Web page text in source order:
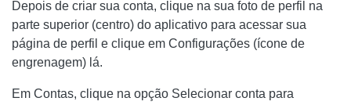
Depois de criar sua conta, clique na sua foto de perfil na
parte superior (centro) do aplicativo para acessar sua
página de perfil e clique em Configurações (ícone de
engrenagem) lá.
Em Contas, clique na opção Selecionar conta para